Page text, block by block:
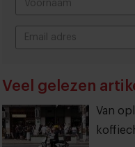
Veel gelezen
Van